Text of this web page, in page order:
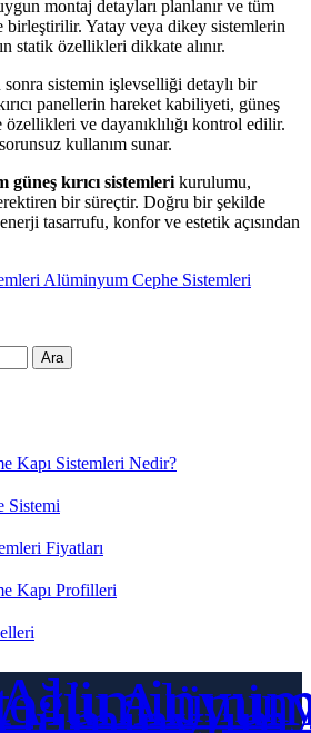
montaj detayları planlanır ve tüm
birleştirilir. Yatay veya dikey sistemlerin
statik özellikleri dikkate alınır.
sistemin işlevselliği detaylı bir
panellerin hareket kabiliyeti, güneş
özellikleri ve dayanıklılığı kontrol edilir.
kullanım sunar.
güneş kırıcı sistemleri kurulumu,
bir süreçtir. Doğru bir şekilde
tasarrufu, konfor ve estetik açısından
Alüminyum Cephe Sistemleri
Kapı Sistemleri Nedir?
Sistemi
Fiyatları
Kapı Profilleri